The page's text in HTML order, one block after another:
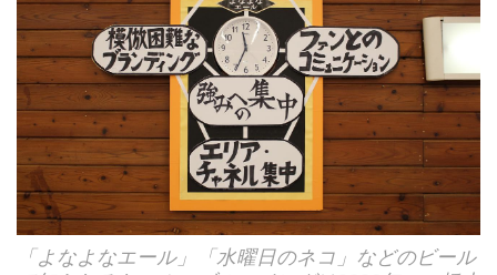
「よなよなエール」「水曜日のネコ」などのビール